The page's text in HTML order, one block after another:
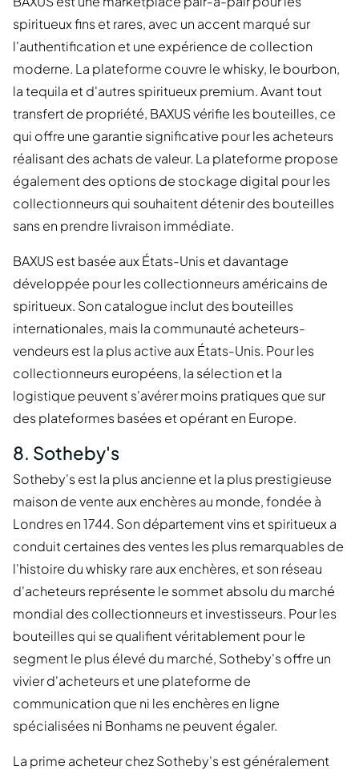
spiritueux fins et rares, avec un accent marqué sur
l'authentification et une expérience de collection
moderne. La plateforme couvre le whisky, le bourbon,
la tequila et d'autres spiritueux premium. Avant tout
transfert de propriété, BAXUS vérifie les bouteilles, ce
qui offre une garantie significative pour les acheteurs
réalisant des achats de valeur. La plateforme propose
également des options de stockage digital pour les
collectionneurs qui souhaitent détenir des bouteilles
sans en prendre livraison immédiate.
BAXUS est basée aux États-Unis et davantage
développée pour les collectionneurs américains de
spiritueux. Son catalogue inclut des bouteilles
internationales, mais la communauté acheteurs-
vendeurs est la plus active aux États-Unis. Pour les
collectionneurs européens, la sélection et la
logistique peuvent s'avérer moins pratiques que sur
des plateformes basées et opérant en Europe.
8. Sotheby's
Sotheby's est la plus ancienne et la plus prestigieuse
maison de vente aux enchères au monde, fondée à
Londres en 1744. Son département vins et spiritueux a
conduit certaines des ventes les plus remarquables de
l'histoire du whisky rare aux enchères, et son réseau
d'acheteurs représente le sommet absolu du marché
mondial des collectionneurs et investisseurs. Pour les
bouteilles qui se qualifient véritablement pour le
segment le plus élevé du marché, Sotheby's offre un
vivier d'acheteurs et une plateforme de
communication que ni les enchères en ligne
spécialisées ni Bonhams ne peuvent égaler.
La prime acheteur chez Sotheby's est généralement